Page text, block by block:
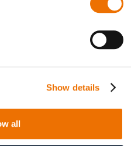
Show details
all
, HYGUARD,-
Für die
und
für die HYGUARD-
für die